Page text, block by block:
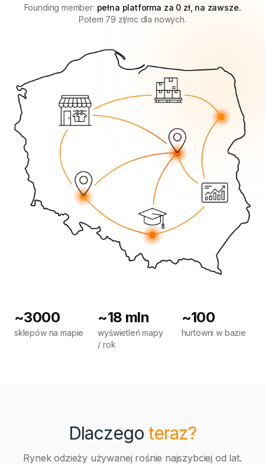
Founding member: pełna platforma za 0 zł, na zawsze.
Potem 79 zł/mc dla nowych.
~3000
sklepów na mapie
~18 mln
wyświetleń mapy
/ rok
~100
hurtowni w bazie
Dlaczego teraz?
Rynek odzieży używanej rośnie najszybciej od lat.